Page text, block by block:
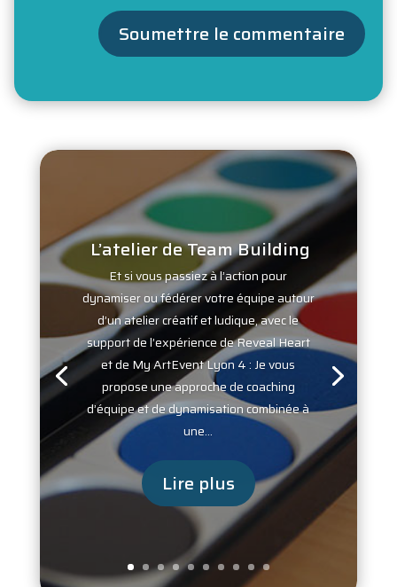
Soumettre le commentaire
L’atelier de Team Building
Et si vous passiez à l’action pour
dynamiser ou fédérer votre équipe autour
d’un atelier créatif et ludique, avec le
support de l’expérience de Reveal Heart
et de My ArtEvent Lyon 4 : Je vous
propose une approche de coaching
d’équipe et de dynamisation combinée à
une...
Lire plus